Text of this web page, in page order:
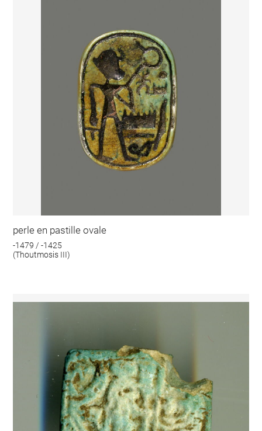
perle en pastille ovale
-1479 / -1425
(Thoutmosis III)